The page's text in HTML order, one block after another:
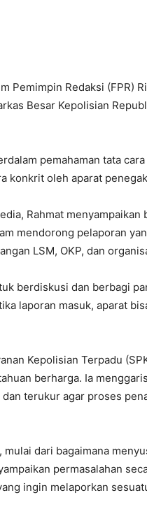
Pemimpin Redaksi (FPR)
Besar Kepolisian
pemahaman tata
konkrit oleh aparat
Rahmat menyampaikan
mendorong pelaporan
LSM, OKP, dan
berdiskusi dan berbagi
laporan masuk, aparat
Kepolisian Terpadu
berharga. Ia
terukur agar proses
mulai dari bagaimana
permasalahan
ingin melaporkan